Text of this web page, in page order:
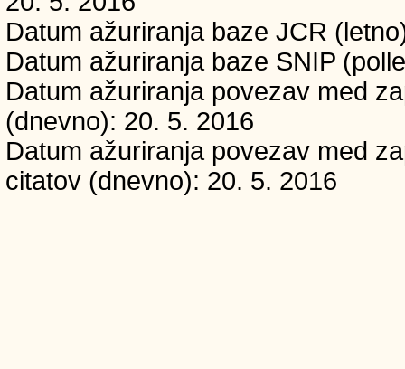
Datum ažuriranja baze JCR
Datum ažuriranja baze SNIP
Datum ažuriranja povezav med
(dnevno): 20. 5. 2016
Datum ažuriranja povezav med
citatov (dnevno): 20. 5. 2016